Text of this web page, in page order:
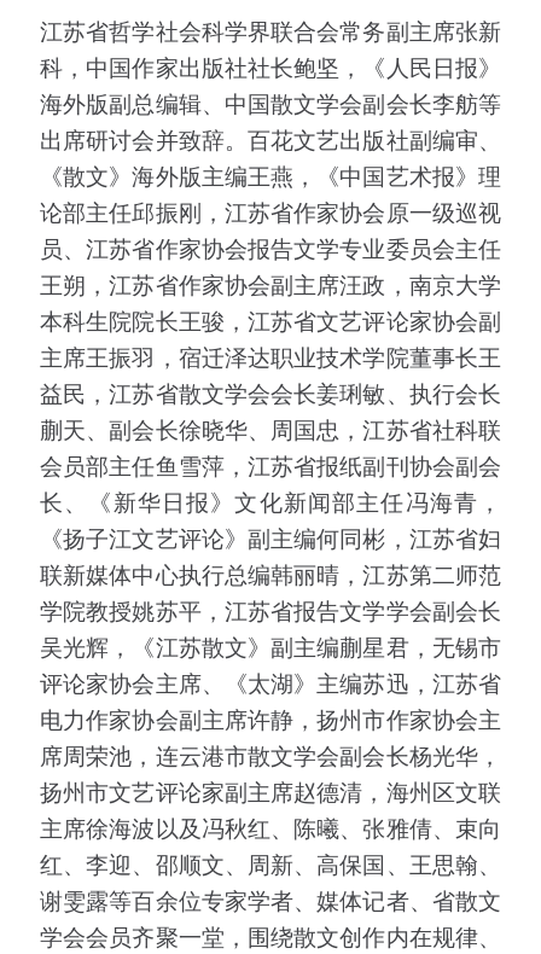
江苏省哲学社会科学界联合会常务副主席张新
科，中国作家出版社社长鲍坚，《人民日报》
海外版副总编辑、中国散文学会副会长李舫等
出席研讨会并致辞。百花文艺出版社副编审、
《散文》海外版主编王燕，《中国艺术报》理
论部主任邱振刚，江苏省作家协会原一级巡视
员、江苏省作家协会报告文学专业委员会主任
王朔，江苏省作家协会副主席汪政，南京大学
本科生院院长王骏，江苏省文艺评论家协会副
主席王振羽，宿迁泽达职业技术学院董事长王
益民，江苏省散文学会会长姜琍敏、执行会长
蒯天、副会长徐晓华、周国忠，江苏省社科联
会员部主任鱼雪萍，江苏省报纸副刊协会副会
长、《新华日报》文化新闻部主任冯海青，
《扬子江文艺评论》副主编何同彬，江苏省妇
联新媒体中心执行总编韩丽晴，江苏第二师范
学院教授姚苏平，江苏省报告文学学会副会长
吴光辉，《江苏散文》副主编蒯星君，无锡市
评论家协会主席、《太湖》主编苏迅，江苏省
电力作家协会副主席许静，扬州市作家协会主
席周荣池，连云港市散文学会副会长杨光华，
扬州市文艺评论家副主席赵德清，海州区文联
主席徐海波以及冯秋红、陈曦、张雅倩、束向
红、李迎、邵顺文、周新、高保国、王思翰、
谢雯露等百余位专家学者、媒体记者、省散文
学会会员齐聚一堂，围绕散文创作内在规律、